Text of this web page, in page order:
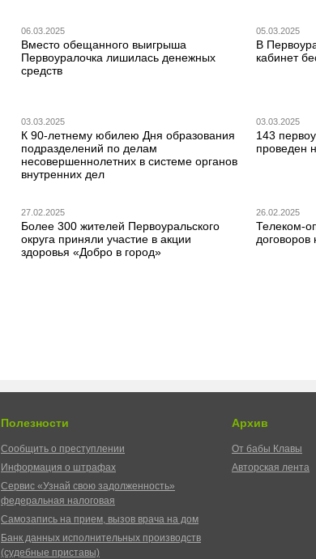
06.03.2025
Вместо обещанного выигрыша
Первоуралочка лишилась денежных
средств
05.03.2025
В
кабинет
03.03.2025
К 90-летнему юбилею Дня образования
подразделений по делам
несовершеннолетних в системе органов
внутренних дел
03.03.2025
143
проведен
27.02.2025
Более 300 жителей Первоуральского
округа приняли участие в акции
здоровья «Добро в город»
26.02.2025
Телеком-
договоров
Полезности
Сообщить о преступлении
Информация о штрафах
Сервис «Узнай свою задолженность»
федеральная налоговая
Самозапись на прием, вызов врача на дом
Банк данных исполнительных производств
(судебные приставы)
Архив
От бабы Клавы
Авторская лента